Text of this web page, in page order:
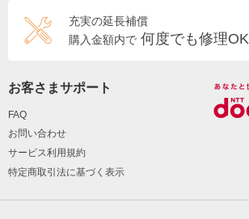
充実の延長補償
購入金額内で 何度でも修理OK
お客さまサポート
FAQ
お問い合わせ
サービス利用規約
特定商取引法に基づく表示